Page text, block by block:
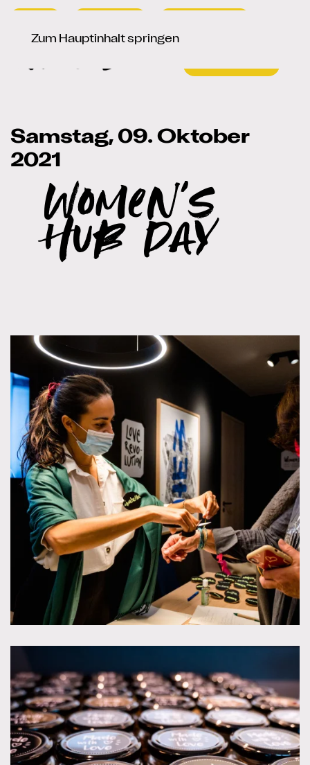
Zum Hauptinhalt springen
Sprache auswählen
de en
Samstag, 09. Oktober
2021
Women's
Hub Day